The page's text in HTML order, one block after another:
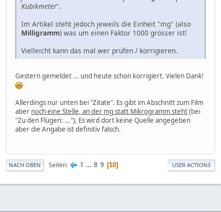
Kubikmeter".
Im Artikel steht jedoch jeweils die Einheit "mg" (also
Milligramm) was um einen Faktor 1000 grösser ist!
Vielleicht kann das mal wer prüfen / korrigieren.
Gestern gemeldet ... und heute schon korrigiert. Vielen Dank!
Allerdings nur unten bei "Zitate". Es gibt im Abschnitt zum Film
aber noch eine Stelle, an der mg statt Mikrogramm steht(bei
"Zu den Flügen: ..."). Es wird dort keine Quelle angegeben
aber die Angabe ist definitiv falsch.
NACH OBEN Seiten 1 ... 8 9 10 USER ACTIONS